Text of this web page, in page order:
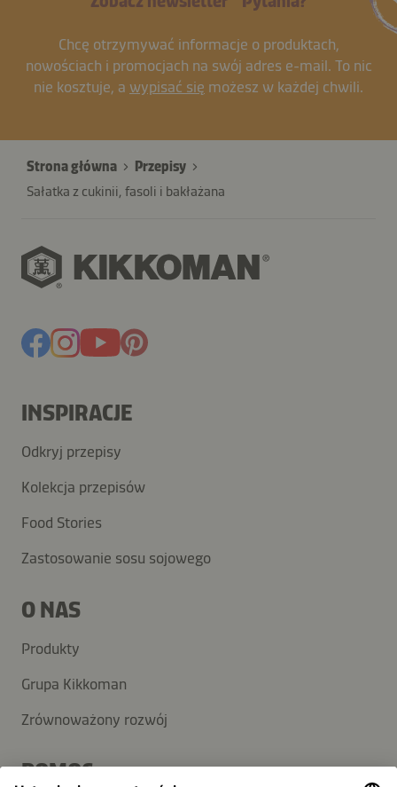
Chcę otrzymywać informacje o produktach,
nowościach i promocjach na swój adres e-mail. To nic
nie kosztuje, a wypisać się możesz w każdej chwili.
Strona główna
Przepisy
Sałatka z cukinii, fasoli i bakłażana
INSPIRACJE
Odkryj przepisy
Kolekcja przepisów
Food Stories
Zastosowanie sosu sojowego
O NAS
Produkty
Grupa Kikkoman
Zrównoważony rozwój
POMOC